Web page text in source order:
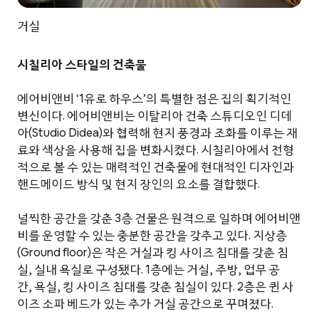
거실
시칠리아 스타일의 건축물
에어비앤비 ‘1유로 하우스’의 특별한 점은 집의 획기적인
변신이다. 에어비앤비는 이탈리아 건축 스튜디오인 디데
아(Studio Didea)와 협력해 현지 풍경과 조화를 이루는 재
료와 색상을 사용해 집을 변화시켰다. 시칠리아에서 전형
적으로 볼 수 있는 매력적인 건축물에 현대적인 디자인과
핸드메이드 방식 및 현지 장인의 요소를 결합했다.
널찍한 공간을 갖춘 3층 건물은 원격으로 일하며 에어비앤
비를 운영할 수 있는 충분한 공간을 갖추고 있다. 지상층
(Ground floor)은 작은 거실과 킹 사이즈 침대를 갖춘 침
실, 실내 욕실로 구성됐다. 1층에는 거실, 주방, 업무 공
간, 욕실, 킹 사이즈 침대를 갖춘 침실이 있다. 2층은 퀸 사
이즈 소파 베드가 있는 추가 거실 공간으로 꾸며졌다.